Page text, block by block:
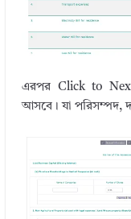
এরপর Click to Next
আসবে। যা পরিসম্পদ,